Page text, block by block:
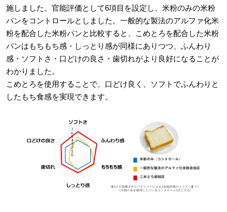
施しました。官能評価として6項目を設定し、米粉のみの米粉
パンをコントロールとしました。一般的な製法のアルファ化米
粉を配合した米粉パンと比較すると、こめとろを配合した米粉
パンはもちもち感・しっとり感が同様にありつつ、ふんわり
感・ソフトさ・口どけの良さ・歯切れがより良好になることが
わかりました。
こめとろを使用することで、口どけ良く、ソフトでふんわりと
したもち食感を実現できます。